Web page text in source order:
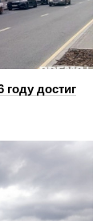
достиг